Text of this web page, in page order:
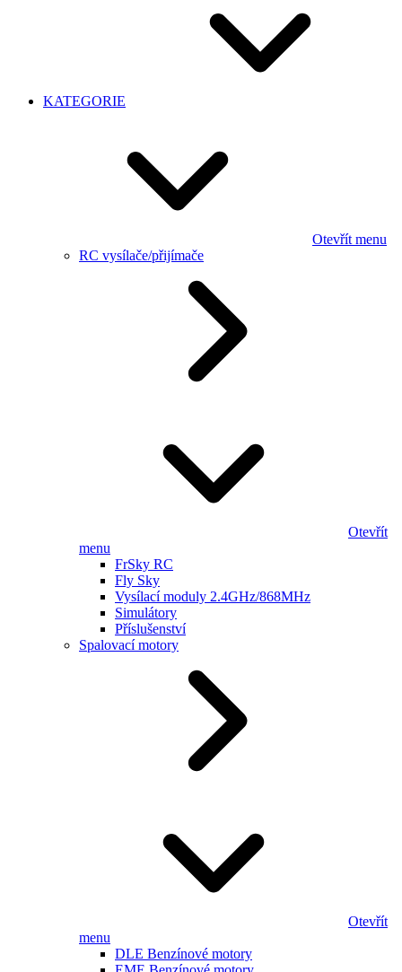
KATEGORIE
Otevřít menu
RC vysílače/přijímače
Otevřít
menu
FrSky RC
Fly Sky
Vysílací moduly 2.4GHz/868MHz
Simulátory
Příslušenství
Spalovací motory
Otevřít
menu
DLE Benzínové motory